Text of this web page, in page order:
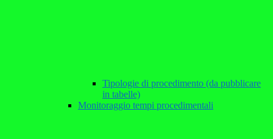
Tipologie di procedimento (da pubblicare
in tabelle)
Monitoraggio tempi procedimentali